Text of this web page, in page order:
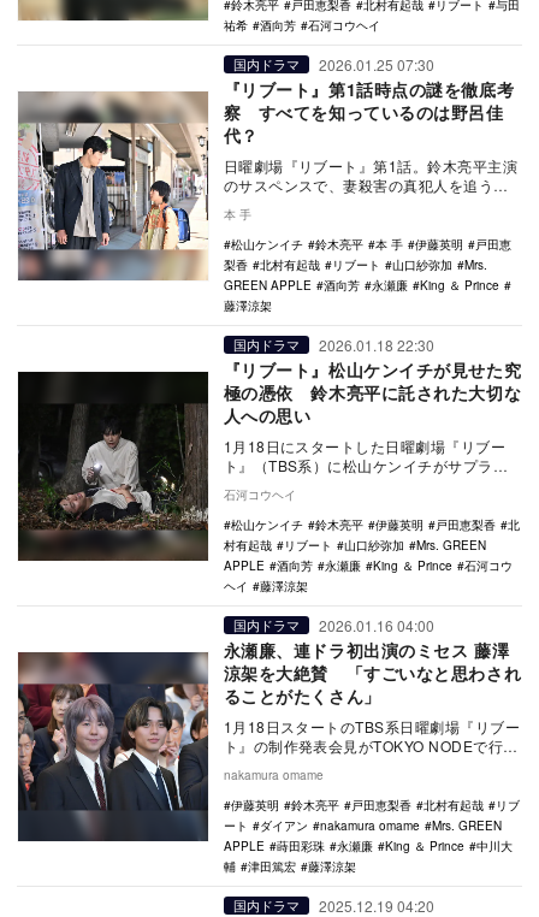
鈴木亮平 戸田恵梨香 北村有起哉 リブート
与田
祐希
酒向芳 石河コウヘイ
国内ドラマ 2026.01.25 07:30
『リブート』第1話時点の謎を徹底考
察 すべてを知っているのは野呂佳
代？
日曜劇場『リブート』第1話。鈴木亮平主演
のサスペンスで、妻殺害の真犯人を追うパ
ティシエ（松山ケンイチ）が悪徳刑事（鈴
木亮平）に顔…
本 手
松山ケンイチ
鈴木亮平 本 手 伊藤英明
戸田恵
梨香
北村有起哉 リブート 山口紗弥加
Mrs.
GREEN APPLE
酒向芳 永瀬廉
King ＆ Prince
藤澤涼架
国内ドラマ 2026.01.18 22:30
『リブート』松山ケンイチが見せた究
極の憑依 鈴木亮平に託された大切な
人への思い
1月18日にスタートした日曜劇場『リブー
ト』（TBS系）に松山ケンイチがサプライ
亮平が演じ…
石河コウヘイ
松山ケンイチ
鈴木亮平 伊藤英明 戸田恵梨香
北
村有起哉
リブート 山口紗弥加
Mrs. GREEN
APPLE
酒向芳 永瀬廉 King ＆ Prince
石河コウ
ヘイ
藤澤涼架
国内ドラマ 2026.01.16 04:00
永瀬廉、連ドラ初出演のミセス 藤澤
涼架を大絶賛 「すごいなと思わされ
ることがたくさん」
1月18日スタートのTBS系日曜劇場『リブー
ト』の制作発表会見がTOKYO NODEで行わ
香…
nakamura omame
伊藤英明
鈴木亮平 戸田恵梨香 北村有起哉
リブ
ート
ダイアン nakamura omame
Mrs. GREEN
APPLE
蒔田彩珠 永瀬廉 King ＆ Prince
中川大
輔
津田篤宏 藤澤涼架
国内ドラマ 2025.12.19 04:20